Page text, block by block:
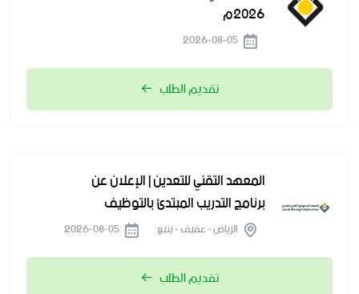
2026م
تقديم الطلب
المعهد التقني للتعدين | الإعلان عن
برنامج التدريب المبتدئ بالتوظيف
الرياض - عفيف - ينبع
تقديم الطلب